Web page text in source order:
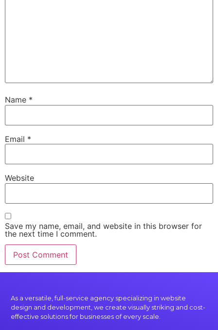
Name *
Email *
Website
Save my name, email, and website in this browser for
the next time I comment.
As a versatile, full-service agency specializing in website
design and development, we create visually striking and cost-
effective solutions for businesses of every scale.